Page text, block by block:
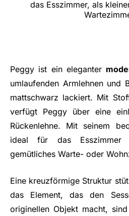
das Esszimmer, als
Peggy ist ein eleganter
umlaufenden Armlehnen und
mattschwarz lackiert. Mit
verfügt Peggy über eine
Rückenlehne. Mit seinem
ideal für das
gemütliches Warte- oder
Eine kreuzförmige Struktur
das Element, das den
originellen Objekt macht,